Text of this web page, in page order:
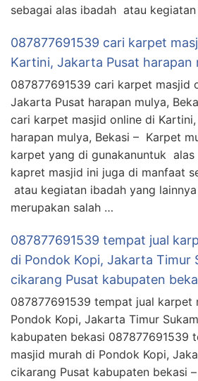
sebagai alas ibadah atau
087877691539 cari karpet
Kartini, Jakarta Pusat harapan
087877691539 cari karpet masjid
Jakarta Pusat harapan mulya,
cari karpet masjid online di
harapan mulya, Bekasi – Karpet
karpet yang di gunakanuntuk alas
kapret masjid ini juga di manfaat
atau kegiatan ibadah yang
merupakan salah …
087877691539 tempat jual
di Pondok Kopi, Jakarta Timur
cikarang Pusat kabupaten
087877691539 tempat jual karpet
Pondok Kopi, Jakarta Timur
kabupaten bekasi 087877691539
masjid murah di Pondok Kopi,
cikarang Pusat kabupaten bekasi